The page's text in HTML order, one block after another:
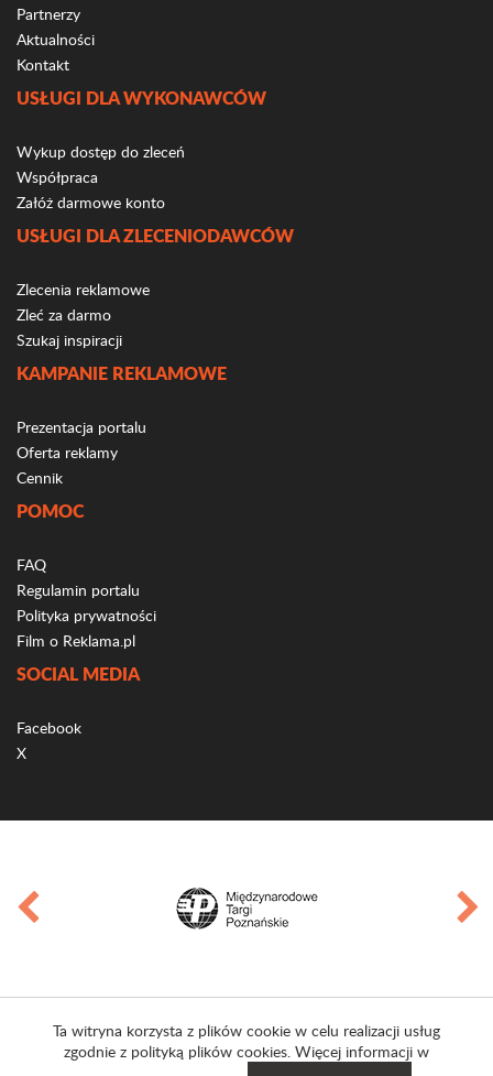
Partnerzy
Aktualności
Kontakt
USŁUGI DLA WYKONAWCÓW
Wykup dostęp do zleceń
Współpraca
Załóż darmowe konto
USŁUGI DLA ZLECENIODAWCÓW
Zlecenia reklamowe
Zleć za darmo
Szukaj inspiracji
KAMPANIE REKLAMOWE
Prezentacja portalu
Oferta reklamy
Cennik
POMOC
FAQ
Regulamin portalu
Polityka prywatności
Film o Reklama.pl
SOCIAL MEDIA
Facebook
X
Ta witryna korzysta z plików cookie w celu realizacji usług
zgodnie z polityką plików cookies. Więcej informacji w